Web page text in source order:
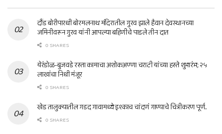
दौंड बोरीपारधी बोरमलनाथ मंदिरातील गुरव झाले हैवान देवस्थानच्या
जमिनीवरून गुरव यांनी आपल्या बहिणीचे पाडले तीन दात
0 SHARES
येरंडोळ-बुजवडे रस्ता कामाचा अशोकअण्णा चराटी यांच्या हस्ते शुभारंभ; २५
लाखांचा निधी मंजूर
0 SHARES
खेड तालुक्यातील गडद गावामध्ये इश्काच चांदणं गाण्याचे चित्रीकरण पूर्ण..
0 SHARES